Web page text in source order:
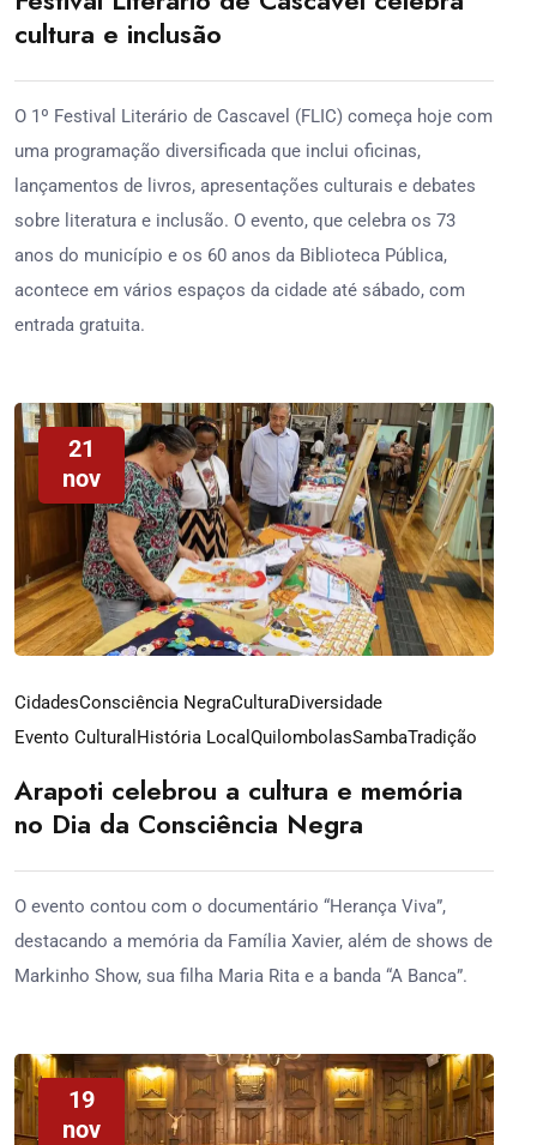
cultura e inclusão
O 1º Festival Literário de Cascavel (FLIC) começa hoje com
uma programação diversificada que inclui oficinas,
lançamentos de livros, apresentações culturais e debates
sobre literatura e inclusão. O evento, que celebra os 73
anos do município e os 60 anos da Biblioteca Pública,
acontece em vários espaços da cidade até sábado, com
entrada gratuita.
21
nov
CidadesConsciência NegraCulturaDiversidade
Evento Cultural História Local QuilombolasSambaTradição
Arapoti celebrou a cultura e memória
no Dia da Consciência Negra
O evento contou com o documentário “Herança Viva”,
destacando a memória da Família Xavier, além de shows de
Markinho Show, sua filha Maria Rita e a banda “A Banca”.
19
nov